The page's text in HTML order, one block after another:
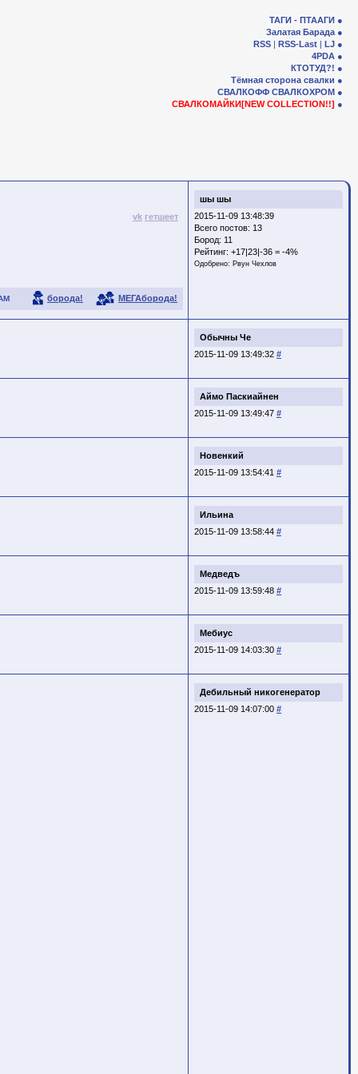
ТАГИ - ПТААГИ
Залатая Барада
RSS | RSS-Last | LJ
4PDA
КТОТУД?!
Тёмная сторона свалки
СВАЛКОФФ СВАЛКОХРОМ
СВАЛКОМАЙКИ[NEW COLLECTION!!]
шы шы
2015-11-09 13:48:39
Всего постов: 13
Бород: 11
Рейтинг: +17|23|-36 = -4%
Одобрено: Рвун Чехлов
vk гетшеет
борода! МЕГАборода!
Обычны Че
2015-11-09 13:49:32 #
Аймо Паскиайнен
2015-11-09 13:49:47 #
Новенкий
2015-11-09 13:54:41 #
Ильина
2015-11-09 13:58:44 #
Медведъ
2015-11-09 13:59:48 #
Мебиус
2015-11-09 14:03:30 #
Дебильный никогенератор
2015-11-09 14:07:00 #